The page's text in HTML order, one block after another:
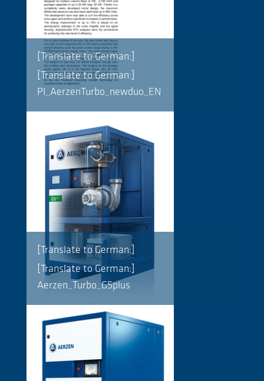
[Translate to German:]
[Translate to German:]
PI_AerzenTurbo_newduo_EN
[Translate to German:]
[Translate to German:]
Aerzen_Turbo_G5plus